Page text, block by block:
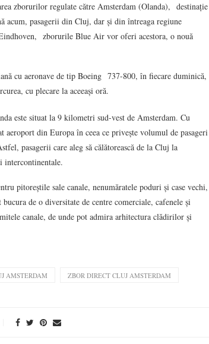
zborurilor regulate către Amsterdam (Olanda), destinație
acum, pasagerii din Cluj, dar și din întreaga regiune
Eindhoven, zborurile Blue Air vor oferi acestora, o nouă
cu aeronave de tip Boeing 737-800, în fiecare duminică,
cu plecare la aceeași oră.
este situat la 9 kilometri sud-vest de Amsterdam. Cu
aeroport din Europa în ceea ce privește volumul de pasageri
pasagerii care aleg să călătorească de la Cluj la
intercontinentale.
pitoreștile sale canale, nenumăratele poduri și case vechi,
de o diversitate de centre comerciale, cafenele și
canale, de unde pot admira arhitectura clădirilor și
AMSTERDAM ZBOR DIRECT CLUJ AMSTERDAM